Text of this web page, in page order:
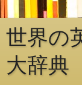
世界の
大辞典